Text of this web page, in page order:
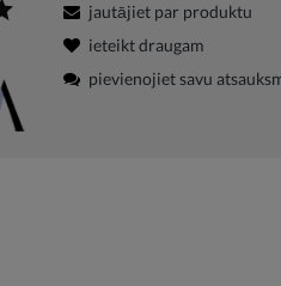
jautājiet par produktu
ieteikt draugam
pievienojiet savu